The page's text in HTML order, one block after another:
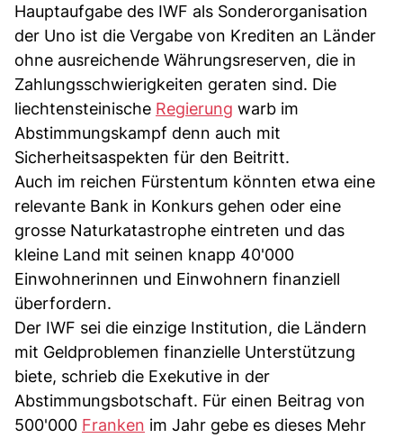
Hauptaufgabe des IWF als Sonderorganisation
der Uno ist die Vergabe von Krediten an Länder
ohne ausreichende Währungsreserven, die in
Zahlungsschwierigkeiten geraten sind. Die
liechtensteinische Regierung warb im
Abstimmungskampf denn auch mit
Sicherheitsaspekten für den Beitritt.
Auch im reichen Fürstentum könnten etwa eine
relevante Bank in Konkurs gehen oder eine
grosse Naturkatastrophe eintreten und das
kleine Land mit seinen knapp 40'000
Einwohnerinnen und Einwohnern finanziell
überfordern.
Der IWF sei die einzige Institution, die Ländern
mit Geldproblemen finanzielle Unterstützung
biete, schrieb die Exekutive in der
Abstimmungsbotschaft. Für einen Beitrag von
500'000 Franken im Jahr gebe es dieses Mehr